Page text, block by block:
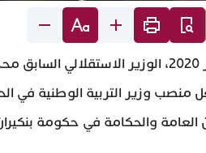
عن عمر يناهز 72 سنة، توفي اليوم الأحد 27 دجنبر 2020،
وزير التربية الوطنية في
العامة والحكامة في حكومة بنكيران